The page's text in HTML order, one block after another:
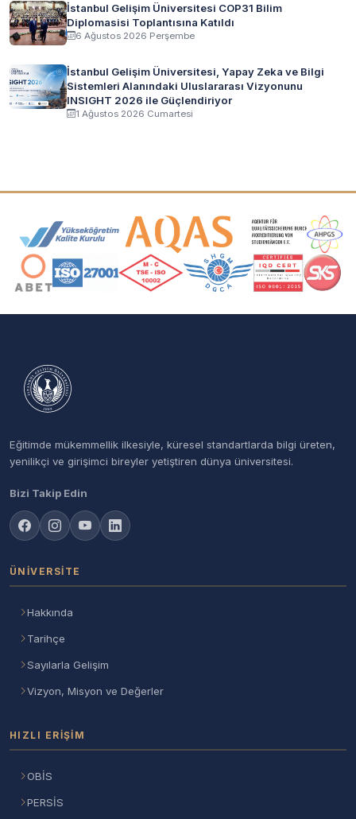
İstanbul Gelişim Üniversitesi COP31 Bilim
Diplomasisi Toplantısına Katıldı
6 Ağustos 2026 Perşembe
İstanbul Gelişim Üniversitesi, Yapay Zeka ve Bilgi
Sistemleri Alanındaki Uluslararası Vizyonunu
INSIGHT 2026 ile Güçlendiriyor
1 Ağustos 2026 Cumartesi
Akreditasyon ve Üyelik Logoları
Eğitimde mükemmellik ilkesiyle, küresel standartlarda bilgi üreten,
yenilikçi ve girişimci bireyler yetiştiren dünya üniversitesi.
Bizi Takip Edin
ÜNIVERSITE
Hakkında
Tarihçe
Sayılarla Gelişim
Vizyon, Misyon ve Değerler
HIZLI ERIŞIM
OBİS
PERSİS